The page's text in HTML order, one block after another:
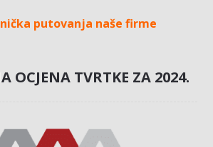
putovanja naše firme
OCJENA TVRTKE ZA 2024.